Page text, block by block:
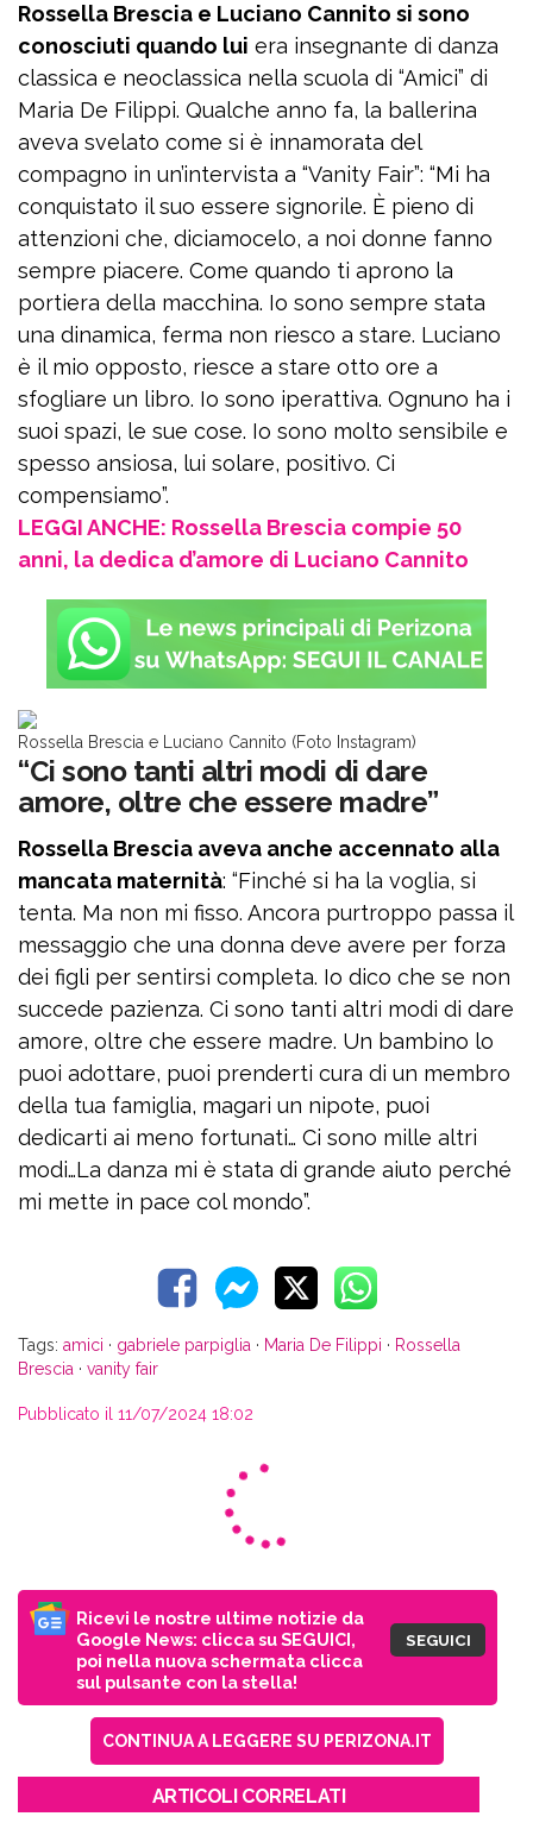
Rossella Brescia e Luciano Cannito si sono
conosciuti quando lui era insegnante di danza
classica e neoclassica nella scuola di “Amici” di
Maria De Filippi. Qualche anno fa, la ballerina
aveva svelato come si è innamorata del
compagno in un’intervista a “Vanity Fair”: “Mi ha
conquistato il suo essere signorile. È pieno di
attenzioni che, diciamocelo, a noi donne fanno
sempre piacere. Come quando ti aprono la
portiera della macchina. Io sono sempre stata
una dinamica, ferma non riesco a stare. Luciano
è il mio opposto, riesce a stare otto ore a
sfogliare un libro. Io sono iperattiva. Ognuno ha i
suoi spazi, le sue cose. Io sono molto sensibile e
spesso ansiosa, lui solare, positivo. Ci
compensiamo”.
LEGGI ANCHE: Rossella Brescia compie 50
anni, la dedica d’amore di Luciano Cannito
Rossella Brescia e Luciano Cannito (Foto Instagram)
“Ci sono tanti altri modi di dare
amore, oltre che essere madre”
Rossella Brescia aveva anche accennato alla
mancata maternità: “Finché si ha la voglia, si
tenta. Ma non mi fisso. Ancora purtroppo passa il
messaggio che una donna deve avere per forza
dei figli per sentirsi completa. Io dico che se non
succede pazienza. Ci sono tanti altri modi di dare
amore, oltre che essere madre. Un bambino lo
puoi adottare, puoi prenderti cura di un membro
della tua famiglia, magari un nipote, puoi
dedicarti ai meno fortunati… Ci sono mille altri
modi…La danza mi è stata di grande aiuto perché
mi mette in pace col mondo”.
Tags: amici · gabriele parpiglia · Maria De Filippi · Rossella
Brescia · vanity fair
Pubblicato il 11/07/2024 18:02
Ricevi le nostre ultime notizie da
Google News: clicca su SEGUICI,
poi nella nuova schermata clicca
sul pulsante con la stella!
SEGUICI
CONTINUA A LEGGERE SU PERIZONA.IT
ARTICOLI CORRELATI